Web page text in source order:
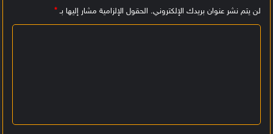
لن يتم نشر عنوان بريدك الإلكتروني. الحقول الإلزامية مشار إليها بـ*
ي